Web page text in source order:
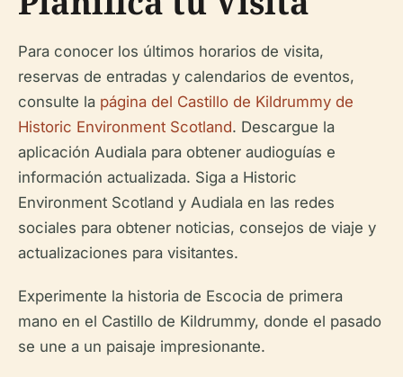
Para conocer los últimos horarios de visita,
reservas de entradas y calendarios de eventos,
consulte la página del Castillo de Kildrummy de
Historic Environment Scotland. Descargue la
aplicación Audiala para obtener audioguías e
información actualizada. Siga a Historic
Environment Scotland y Audiala en las redes
sociales para obtener noticias, consejos de viaje y
actualizaciones para visitantes.
Experimente la historia de Escocia de primera
mano en el Castillo de Kildrummy, donde el pasado
se une a un paisaje impresionante.